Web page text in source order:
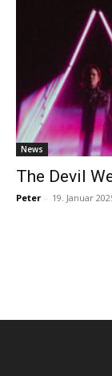
News
The Devil
Peter - 19. Januar